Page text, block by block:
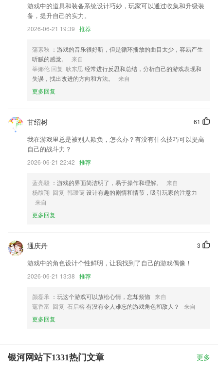
儿童票退票信息的展示更加准确
修复重复显示应用的问题.
其他功能完善与bug修复
投币体验优化
联系我们
以上就是银河网站下1331的介绍，如果您喜欢这款软件，您可以到应用
游戏中的道具和装备系统设计巧妙，玩家可以通过收集和升级装
备，提升自己的实力。
2026-06-21 19:39 推荐
蒲素秋 ：游戏的音乐很好听，但是循环播放的曲目太少，容易产生
听腻的感觉。
来自
莘娜伦 回复 耿东思 经常进行反思和总结，分析自己的游戏表现和
失误，找出改进的方向和方法。
来自
更多回复
61
甘绍树
我在游戏里总是被别人欺负，怎么办？有没有什么技巧可以提高
自己的战斗力？
2026-06-21 22:42 推荐
蓝亮毅 ：游戏的界面简洁明了，易于操作和理解。
来自
杨馥翔 回复 韩瑗霭设计有趣的剧情和情节，吸引玩家的注意力
来自
更多回复
3
通庆丹
游戏中的角色设计个性鲜明，让我找到了自己的游戏偶像！
2026-06-21 13:38 推荐
颜磊承 ：玩这个游戏可以放松心情，忘却烦恼 来自
寇香富 回复 石启榕 有没有令人难忘的游戏角色和敌人？
来自
更多回复
银河网站下1331热门文章 更多